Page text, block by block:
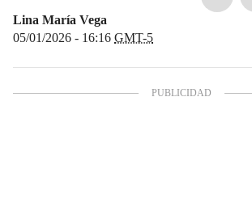
Lina María Vega
05/01/2026 - 16:16 GMT-5